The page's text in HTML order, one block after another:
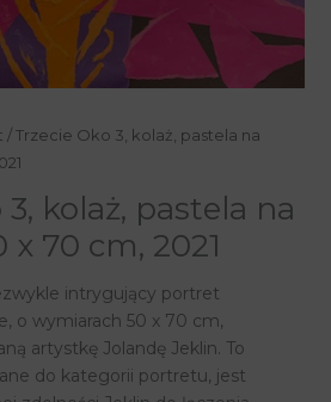
/ Trzecie Oko 3, kolaż, pastela na
kolaż, pastela na
x 70 cm, 2021
intrygujący portret
o wymiarach 50 x 70 cm,
artystkę Jolandę Jeklin. To
do kategorii portretu, jest